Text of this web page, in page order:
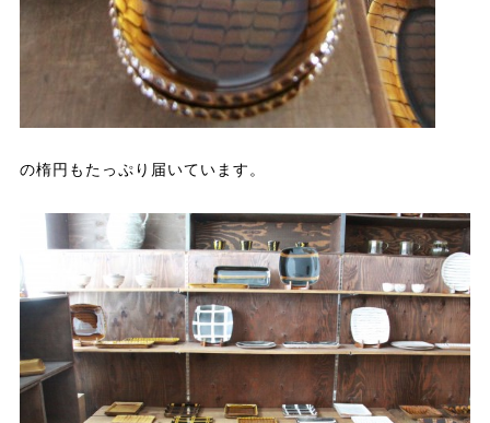
の楕円もたっぷり届いています。